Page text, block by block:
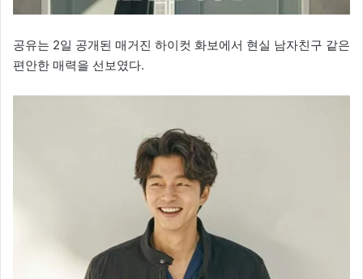
공유는 2일 공개된 매거진 하이컷 화보에서 현실 남자친구 같은
편안한 매력을 선보였다.